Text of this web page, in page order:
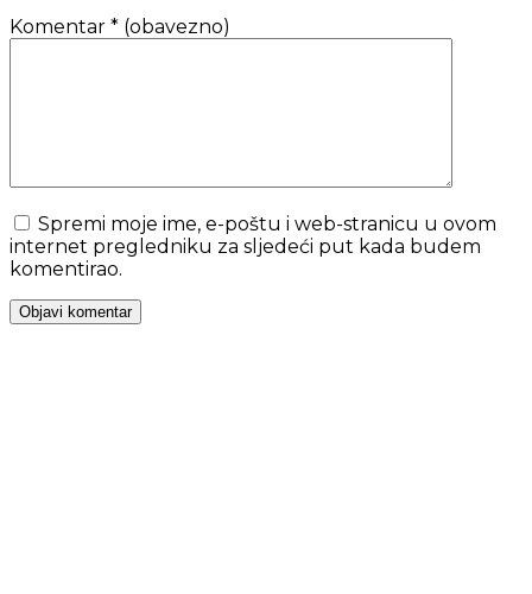
Komentar * (obavezno)
Spremi moje ime, e-poštu i web-stranicu u ovom
internet pregledniku za sljedeći put kada budem
komentirao.